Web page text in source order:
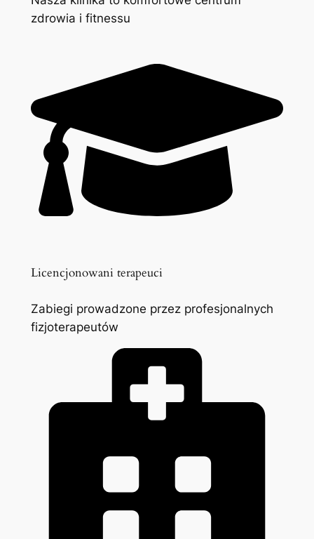
zdrowia i fitnessu
Licencjonowani terapeuci
Zabiegi prowadzone przez profesjonalnych
fizjoterapeutów